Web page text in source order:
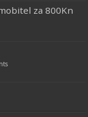
za 800Kn